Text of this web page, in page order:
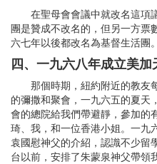
在聖母會會議中就改名這項
團是贊成不改名的，但另一方票
六七年以後都改名為基督生活團。
四、一九六八年成立美
那個時期，紐約附近的教友
的彌撒和聚會，一九六五的夏天
會的總院給我們帶避靜，參加的
琦、我，和一位香港小姐。一九
袁國慰神父的介紹，認識不少留
台以前，安排了朱蒙泉神父帶領